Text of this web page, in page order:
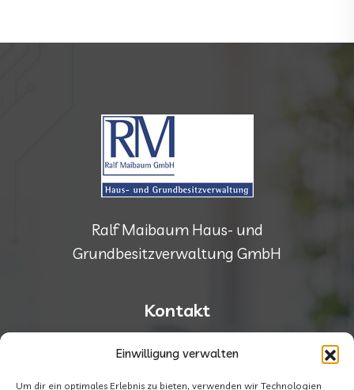
Einwilligung verwalten
Um dir ein optimales Erlebnis zu bieten, verwenden wir Technologien
Ralf Maibaum Haus- und
Grundbesitzverwaltung GmbH
Kontakt